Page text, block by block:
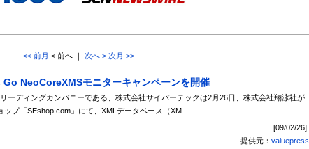
<< 前月 < 前へ ｜ 次へ > 次月 >>
NeoCoreXMSモニターキャンペーンを開催
ーディングカンパニーである、株式会社サイバーテックは2月26日、株式会社翔泳社が
プ「SEshop.com」にて、XMLデータベース（XM...
[09/02/26]
提供元： valuepress